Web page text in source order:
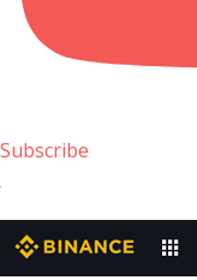
Subscribe